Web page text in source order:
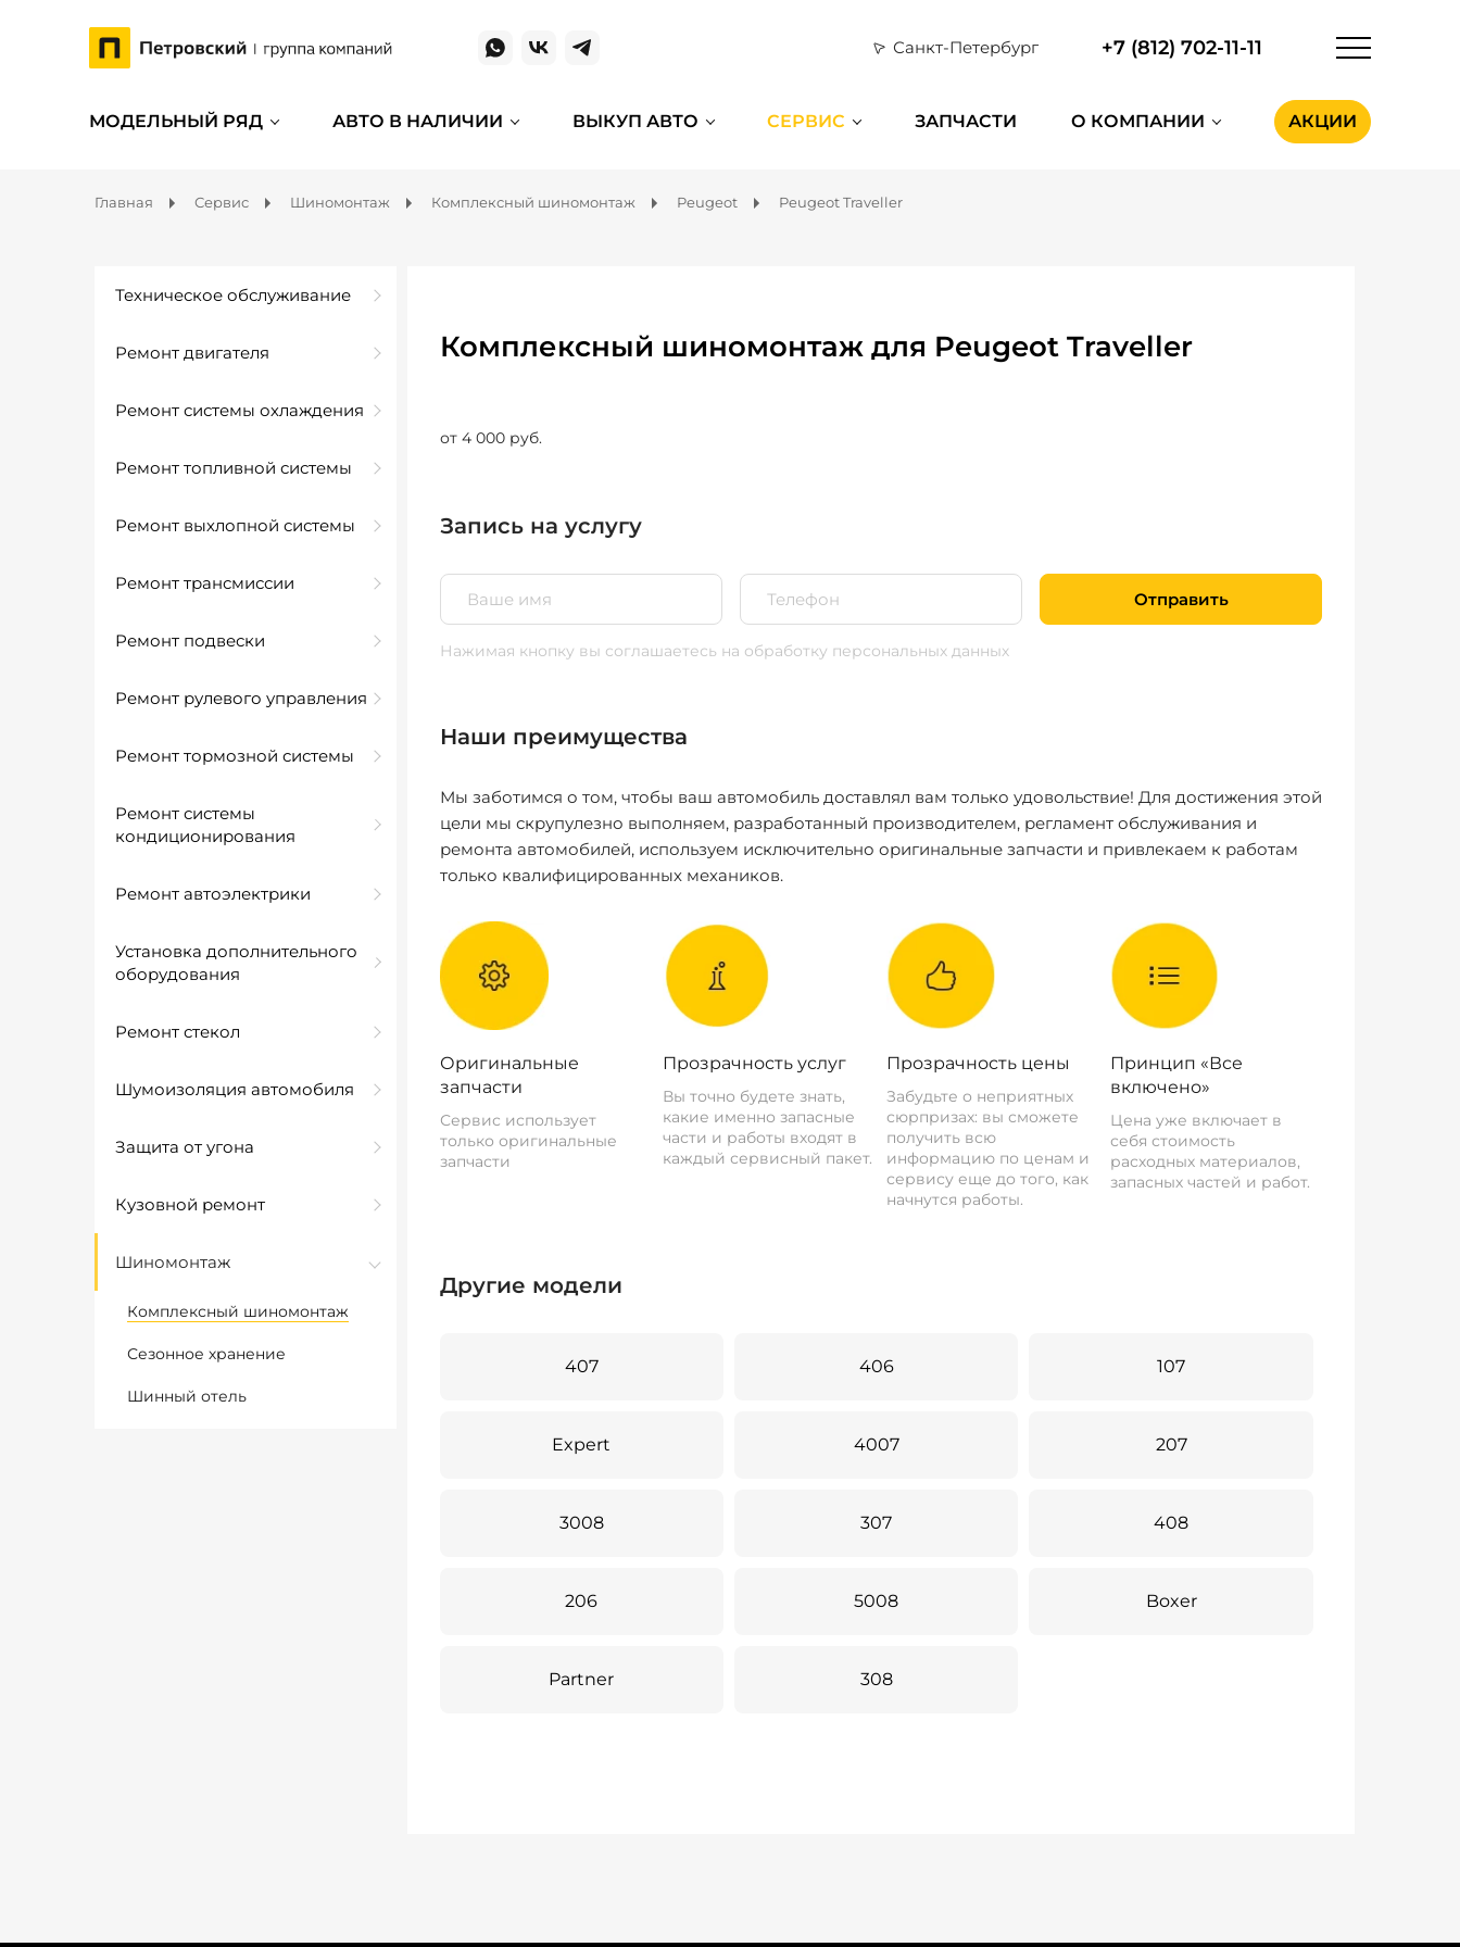
Санкт-Петербург +7 (812) 702-11-11
МОДЕЛЬНЫЙ РЯД АВТО В НАЛИЧИИ ВЫКУП АВТО СЕРВИС ЗАПЧАСТИ О КОМПАНИИ АКЦИИ
Главная Сервис Шиномонтаж Комплексный шиномонтаж Peugeot Peugeot Traveller
Техническое обслуживание
Ремонт двигателя
Ремонт системы охлаждения
Ремонт топливной системы
Ремонт выхлопной системы
Ремонт трансмиссии
Ремонт подвески
Ремонт рулевого управления
Ремонт тормозной системы
Ремонт системы
кондиционирования
Ремонт автоэлектрики
Установка дополнительного
оборудования
Ремонт стекол
Шумоизоляция автомобиля
Защита от угона
Кузовной ремонт
Шиномонтаж
Комплексный шиномонтаж
Сезонное хранение
Шинный отель
Комплексный шиномонтаж для Peugeot Traveller
от 4 000 руб.
Запись на услугу
Отправить
Нажимая кнопку вы соглашаетесь на обработку персональных данных
Наши преимущества
Мы заботимся о том, чтобы ваш автомобиль доставлял вам только удовольствие! Для достижения этой
цели мы скрупулезно выполняем, разработанный производителем, регламент обслуживания и
ремонта автомобилей, используем исключительно оригинальные запчасти и привлекаем к работам
только квалифицированных механиков.
Оригинальные
запчасти
Сервис использует
только оригинальные
запчасти
Прозрачность услуг
Вы точно будете знать,
какие именно запасные
части и работы входят в
каждый сервисный пакет.
Прозрачность цены
Забудьте о неприятных
сюрпризах: вы сможете
получить всю
информацию по ценам и
сервису еще до того, как
начнутся работы.
Принцип «Все
включено»
Цена уже включает в
себя стоимость
расходных материалов,
запасных частей и работ.
Другие модели
407 406 107
Expert 4007 207
3008 307 408
206 5008 Boxer
Partner 308